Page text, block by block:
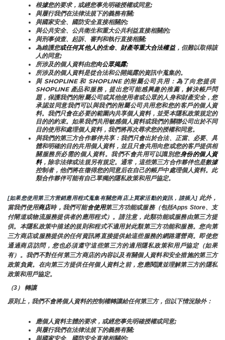
根據您的要求，或經您事先明確授權或同意;
與履行我們在法律法規下的義務有關;
與國家安全、國防安全直接相關的;
與公共安全、公共衛生和重大公共利益直接相關的;
與刑事偵查、起訴、審判和執行直接相關;
為維護您或任何其他人的生命、財產等重大合法權益，但難以取得該
人的同意;
所涉及的個人資料由您向公眾揭露;
所涉及的個人資料是從合法和公開揭露的資訊中蒐集的。
與 SHOPLINE 和 SHOPLINE 的附屬公司共用：為了向您提供
SHOPLINE 產品和服務，提出您可能感興趣的推薦，解決帳戶問
題，保護我們的附屬公司或其他使用者或公眾的人身和財產安全，您
承認並同意我們可以與我們的附屬公司共用您和您的客戶的個人資
料。我們只會在必要的範圍內共享個人資料，並受本隱私政策規定的
目的的約束。如果我們共用敏感個人資料或我們的關聯公司出於不同
目的使用和處理個人資料，我們將再次尋求您的授權和同意。
與我們的第三方合作夥伴共享：我們只會出於合法、正當、必要、具
體和明確的目的共用個人資料，並且只會共用向您或您的客戶提供相
關服務所必需的個人資料。我們不會共用可以識別您身份的個人資
料，除非法律或法規另有規定。通常，這些第三方合作夥伴也是數據
控制者，他們將在徵得您的同意后在自己的帳戶中處理個人資料。此
類合作夥伴可能有自己單獨的隱私政策和用戶協定。
[如果您使用第三方营銷應用程式蒐集有關您商店上買家活動的資訊，請插入] 此外，
當我們使用商店時， 我們可能會使用第三方功能或服務（包括Apps Store、支
付閘道或物流服務提供者的應用程式）。請注意，此類功能或服務由第三方提
供。本隱私政策中描述的規則和程式不適用於此類第三方功能和服務。您向第
三方商店或服務提供的任何資訊將直接提供給這些服務的網路運營商。即使您
通過商店訪問，您也必須遵守這些第三方的適用隱私政策和用戶協定（如果
有）。我們不對任何第三方商店的內容以及有關個人資料和安全措施的第三方
政策負責。在向第三方提供任何個人資料之前，您應閱讀並理解第三方的隱私
政策和用戶協定。
（3） 轉讓
原則上，我們不會將個人資料的控制權轉讓給任何第三方，但以下情況除外：
應個人資料主體的要求，或經您事先明確授權或同意;
與履行我們在法律法規下的義務有關;
與國家安全、國防安全直接相關的;